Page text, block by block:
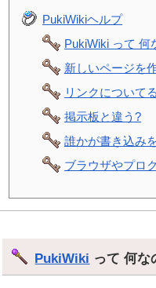
PukiWikiヘルプ
PukiWiki って 何
新しいページを
リンクについて
掲示板と違う?
誰かが書き込み
ブラウザやプロ
PukiWiki って 何